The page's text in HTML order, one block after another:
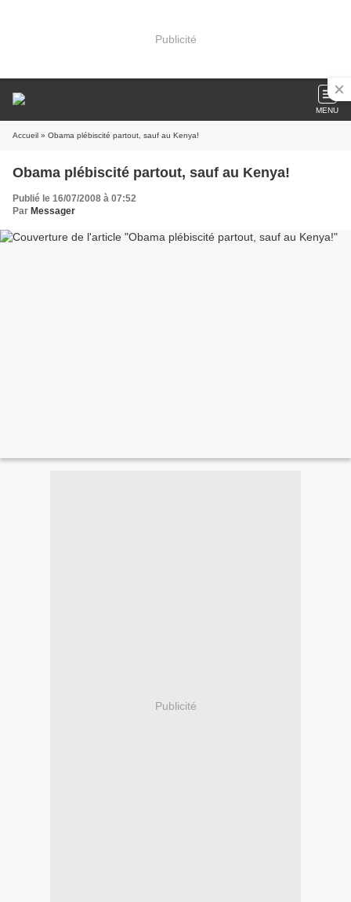
Publicité
MENU
Accueil » Obama plébiscité partout, sauf au Kenya!
Obama plébiscité partout, sauf au Kenya!
Publié le 16/07/2008 à 07:52
Par Messager
Publicité